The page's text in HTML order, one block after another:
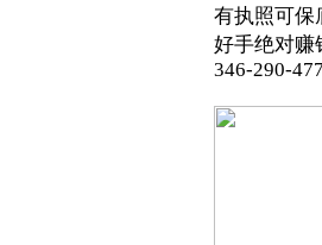
有执照可保
好手绝对赚
346-290-